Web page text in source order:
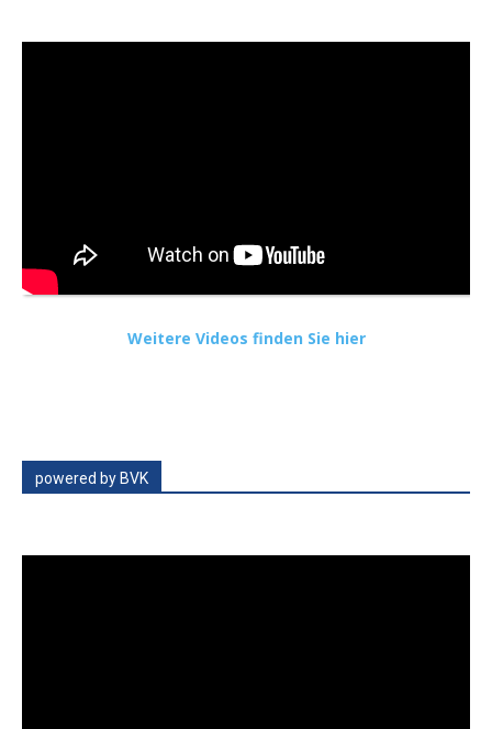
Weitere Videos finden Sie hier
powered by BVK